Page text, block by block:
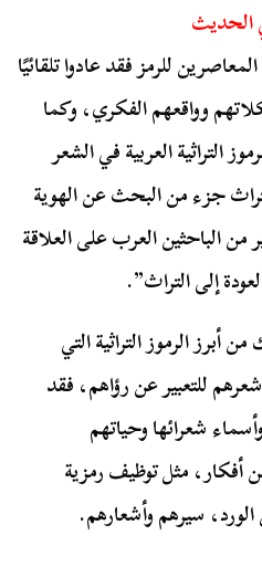
الحديث
للرمز فقد عادوا تلقائيًا
وواقعهم الفكري، وكما
التراثية العربية في الشعر
جزء من البحث عن الهوية
من الباحثين العرب على العلاقة
إلى التراث”.
أبرز الرموز التراثية التي
للتعبير عن رؤاهم، فقد
شعرائها وحياتهم
أفكار، مثل توظيف رمزية
سيرهم وأشعارهم.